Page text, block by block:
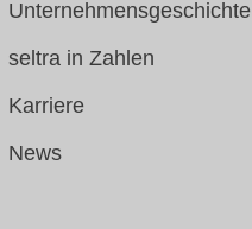
Unternehmensgeschichte
seltra in Zahlen
Karriere
News